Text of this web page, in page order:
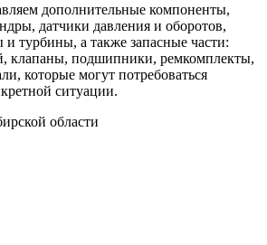
дополнительные компоненты,
датчики давления и оборотов,
и турбины, а также запасные части:
клапаны, подшипники, ремкомплекты,
которые могут потребоваться
ситуации.
области